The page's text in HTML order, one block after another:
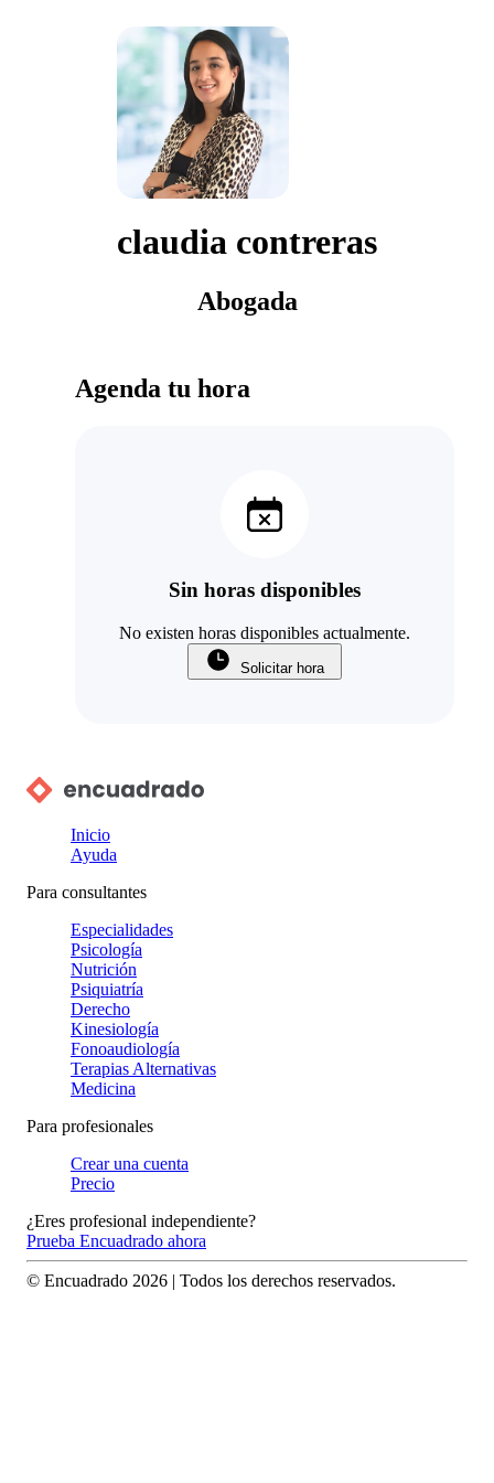
claudia contreras
Abogada
Agenda tu hora
Sin horas disponibles
No existen horas disponibles actualmente.
Solicitar hora
Inicio
Ayuda
Para consultantes
Especialidades
Psicología
Nutrición
Psiquiatría
Derecho
Kinesiología
Fonoaudiología
Terapias Alternativas
Medicina
Para profesionales
Crear una cuenta
Precio
¿Eres profesional independiente?
Prueba Encuadrado ahora
© Encuadrado 2026 | Todos los derechos reservados.